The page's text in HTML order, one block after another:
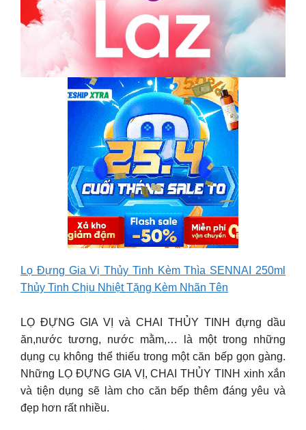
Lọ Đựng Gia Vị Thủy Tinh Kèm Thìa SENNAI 250ml
Thủy Tinh Chịu Nhiệt Tặng Kèm Nhãn Tên
LỌ ĐỰNG GIA VỊ và CHAI THỦY TINH đựng dầu
ăn,nước tương, nước mằm,… là một trong những
dụng cụ không thể thiếu trong một căn bếp gọn gàng.
Những LỌ ĐỰNG GIA VỊ, CHAI THỦY TINH xinh xắn
và tiện dụng sẽ làm cho căn bếp thêm đáng yêu và
đẹp hơn rất nhiều.